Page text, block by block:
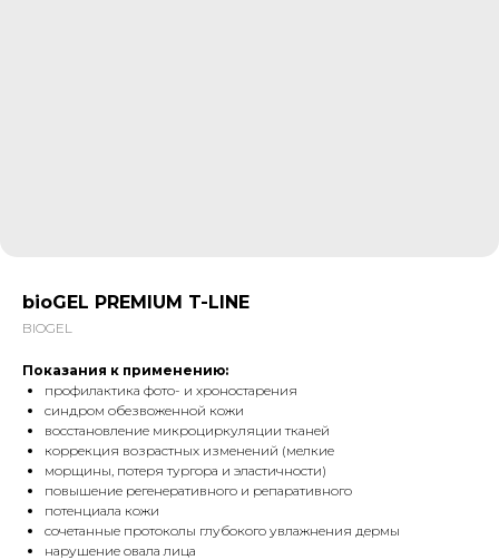
bioGEL PREMIUM T-LINE
BIOGEL
Показания к применению:
профилактика фото- и хроностарения
синдром обезвоженной кожи
восстановление микроциркуляции тканей
коррекция возрастных изменений (мелкие
морщины, потеря тургора и эластичности)
повышение регенеративного и репаративного
потенциала кожи
сочетанные протоколы глубокого увлажнения дермы
нарушение овала лица